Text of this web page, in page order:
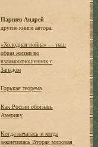
Паршев Андрей
другие книги автора:
«Холодная война» — наш
образ жизни во
взаимоотношениях с
Западом
Горькая теорема
Как России обогнать
Америку
Когда началась и когда
закончилась Вторая мировая